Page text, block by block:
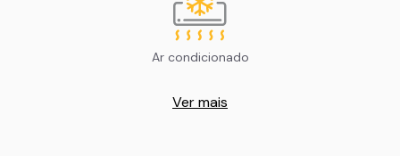
Ar condicionado
Ver mais